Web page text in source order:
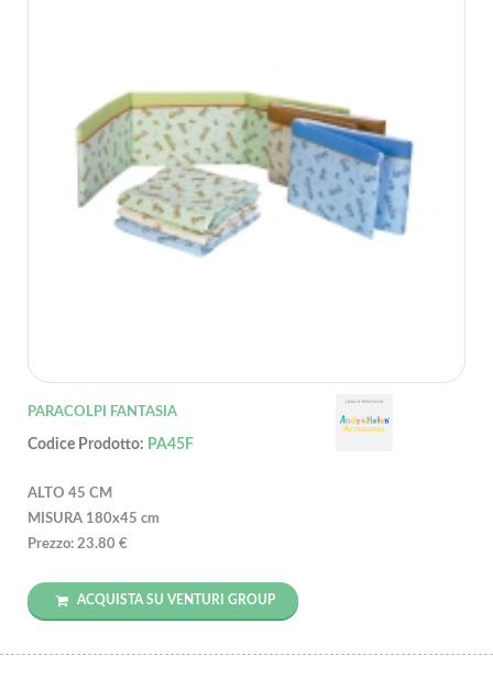
PARACOLPI FANTASIA
Codice Prodotto: PA45F
ALTO 45 CM
MISURA 180x45 cm
Prezzo: 23.80 €
ACQUISTA SU VENTURI GROUP